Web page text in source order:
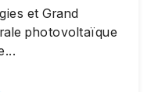
et Grand
photovoltaïque